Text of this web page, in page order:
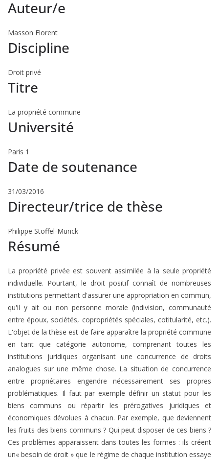
Auteur/e
Masson Florent
Discipline
Droit privé
Titre
La propriété commune
Université
Paris 1
Date de soutenance
31/03/2016
Directeur/trice de thèse
Philippe Stoffel-Munck
Résumé
La propriété privée est souvent assimilée à la seule propriété
individuelle. Pourtant, le droit positif connaît de nombreuses
institutions permettant d'assurer une appropriation en commun,
qu'il y ait ou non personne morale (indivision, communauté
entre époux, sociétés, copropriétés spéciales, cotitularité, etc.).
L'objet de la thèse est de faire apparaître la propriété commune
en tant que catégorie autonome, comprenant toutes les
institutions juridiques organisant une concurrence de droits
analogues sur une même chose. La situation de concurrence
entre propriétaires engendre nécessairement ses propres
problématiques. Il faut par exemple définir un statut pour les
biens communs ou répartir les prérogatives juridiques et
économiques dévolues à chacun. Par exemple, que deviennent
les fruits des biens communs ? Qui peut disposer de ces biens ?
Ces problèmes apparaissent dans toutes les formes : ils créent
un« besoin de droit » que le régime de chaque institution essaye